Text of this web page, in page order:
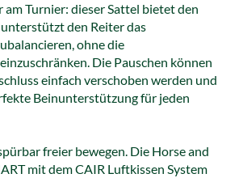
am Turnier: dieser Sattel bietetden
den Reiter das
ohne die
Die Pauschen können
einfach verschoben werden und
Beinunterstützung für jeden
freier bewegen. Die Horse and
mit dem CAIR Luftkissen System